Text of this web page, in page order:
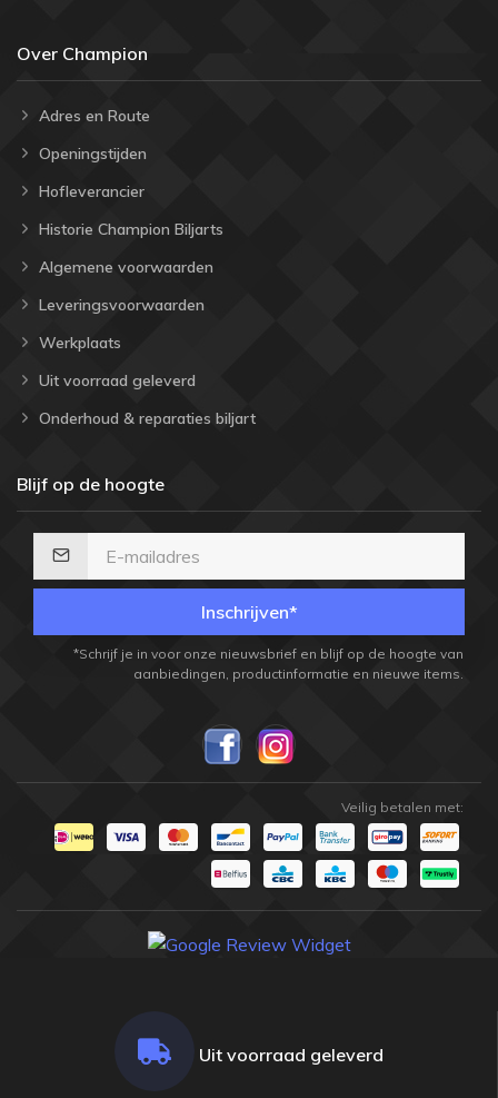
Over Champion
Adres en Route
Openingstijden
Hofleverancier
Historie Champion Biljarts
Algemene voorwaarden
Leveringsvoorwaarden
Werkplaats
Uit voorraad geleverd
Onderhoud & reparaties biljart
Blijf op de hoogte
Inschrijven*
*Schrijf je in voor onze nieuwsbrief en blijf op de hoogte van
aanbiedingen, productinformatie en nieuwe items.
Veilig betalen met:
Uit voorraad geleverd